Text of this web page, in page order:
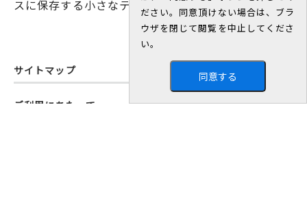
スに保存する小さなテキストファイルのことです。
サイトマップ
ご利用にあたって
ださい。同意頂けない場合は、ブラ
ウザを閉じて閲覧を中止してくださ
い。
同意する